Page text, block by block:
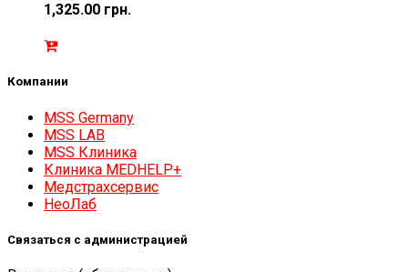
1,325.00 грн.
Компании
MSS Germany
MSS LAB
MSS Клиника
Клиника MEDHELP+
Медстрахсервис
НеоЛаб
Связаться с администрацией